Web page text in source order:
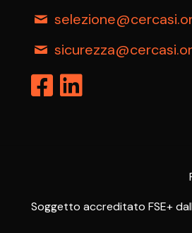
Soggetto accreditato FSE+